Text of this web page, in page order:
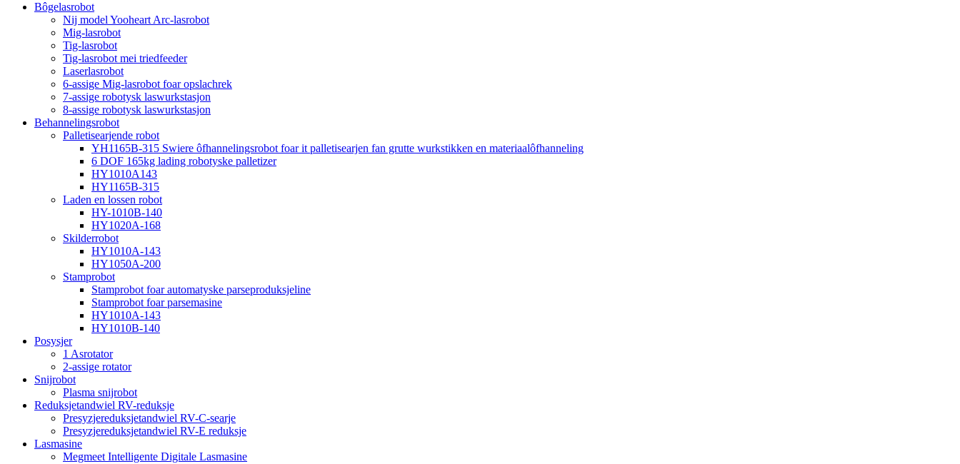
Bôgelasrobot
Nij model Yooheart Arc-lasrobot
Mig-lasrobot
Tig-lasrobot
Tig-lasrobot mei triedfeeder
Laserlasrobot
6-assige Mig-lasrobot foar opslachrek
7-assige robotysk laswurkstasjon
8-assige robotysk laswurkstasjon
Behannelingsrobot
Palletisearjende robot
YH1165B-315 Swiere ôfhannelingsrobot foar it palletisearjen fan grutte wurkstikken en materiaalôfhanneling
6 DOF 165kg lading robotyske palletizer
HY1010A143
HY1165B-315
Laden en lossen robot
HY-1010B-140
HY1020A-168
Skilderrobot
HY1010A-143
HY1050A-200
Stamprobot
Stamprobot foar automatyske parseproduksjeline
Stamprobot foar parsemasine
HY1010A-143
HY1010B-140
Posysjer
1 Asrotator
2-assige rotator
Snijrobot
Plasma snijrobot
Reduksjetandwiel RV-reduksje
Presyzjereduksjetandwiel RV-C-searje
Presyzjereduksjetandwiel RV-E reduksje
Lasmasine
Megmeet Intelligente Digitale Lasmasine